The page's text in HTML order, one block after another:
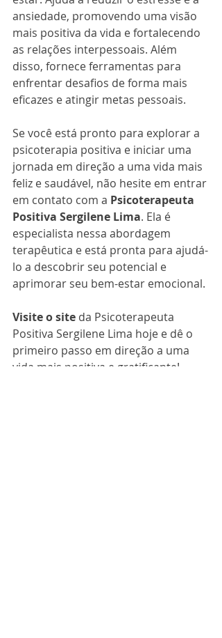
ansiedade, promovendo uma visão
mais positiva da vida e fortalecendo
as relações interpessoais. Além
disso, fornece ferramentas para
enfrentar desafios de forma mais
eficazes e atingir metas pessoais.
Se você está pronto para explorar a
psicoterapia positiva e iniciar uma
jornada em direção a uma vida mais
feliz e saudável, não hesite em entrar
em contato com a Psicoterapeuta
Positiva Sergilene Lima. Ela é
especialista nessa abordagem
terapêutica e está pronta para ajudá-
lo a descobrir seu potencial e
aprimorar seu bem-estar emocional.
Visite o site da Psicoterapeuta
Positiva Sergilene Lima hoje e dê o
primeiro passo em direção a uma
vida mais positiva e gratificante!